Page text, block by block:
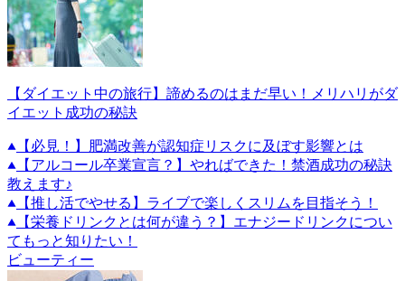
【ダイエット中の旅行】諦めるのはまだ早い！メリハリがダ
イエット成功の秘訣
【必見！】肥満改善が認知症リスクに及ぼす影響とは
【アルコール卒業宣言？】やればできた！禁酒成功の秘訣
教えます♪
【推し活でやせる】ライブで楽しくスリムを目指そう！
【栄養ドリンクとは何が違う？】エナジードリンクについ
てもっと知りたい！
ビューティー